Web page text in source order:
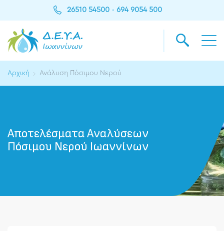
26510 54500 - 694 9054 500
Αρχική Ανάλυση Πόσιμου Νερού
Αποτελέσματα Αναλύσεων
Πόσιμου Νερού Ιωαννίνων